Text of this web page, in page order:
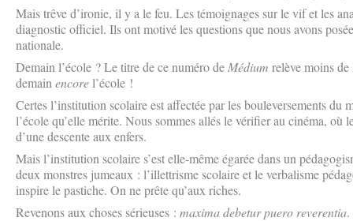
Mais trêve d’ironie, il y a le feu. Les témoignages sur le vif et les
diagnostic officiel. Ils ont motivé les questions que nous avons
nationale.
Demain l’école ? Le titre de ce numéro de Médium relève moins
demain encorel’école !
Certes l’institution scolaire est affectée par les bouleversements
l’école qu’elle mérite. Nous sommes allés le vérifier au cinéma, où
d’une descente aux enfers.
Mais l’institution scolaire s’est elle-même égarée dans un
deux monstres jumeaux : l’illettrisme scolaire et le verbalisme
inspire le pastiche. On ne prête qu’aux riches.
Revenons aux choses sérieuses : maxima debetur puero reverentia.